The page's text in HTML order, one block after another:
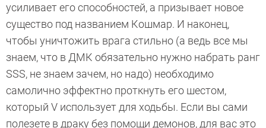
усиливает его способностей, а призывает новое
существо под названием Кошмар. И наконец,
чтобы уничтожить врага стильно (а ведь все мы
знаем, что в ДМК обязательно нужно набрать ранг
SSS, не знаем зачем, но надо) необходимо
самолично эффектно проткнуть его шестом,
который V использует для ходьбы. Если вы сами
полезете в драку без помощи демонов, для вас это